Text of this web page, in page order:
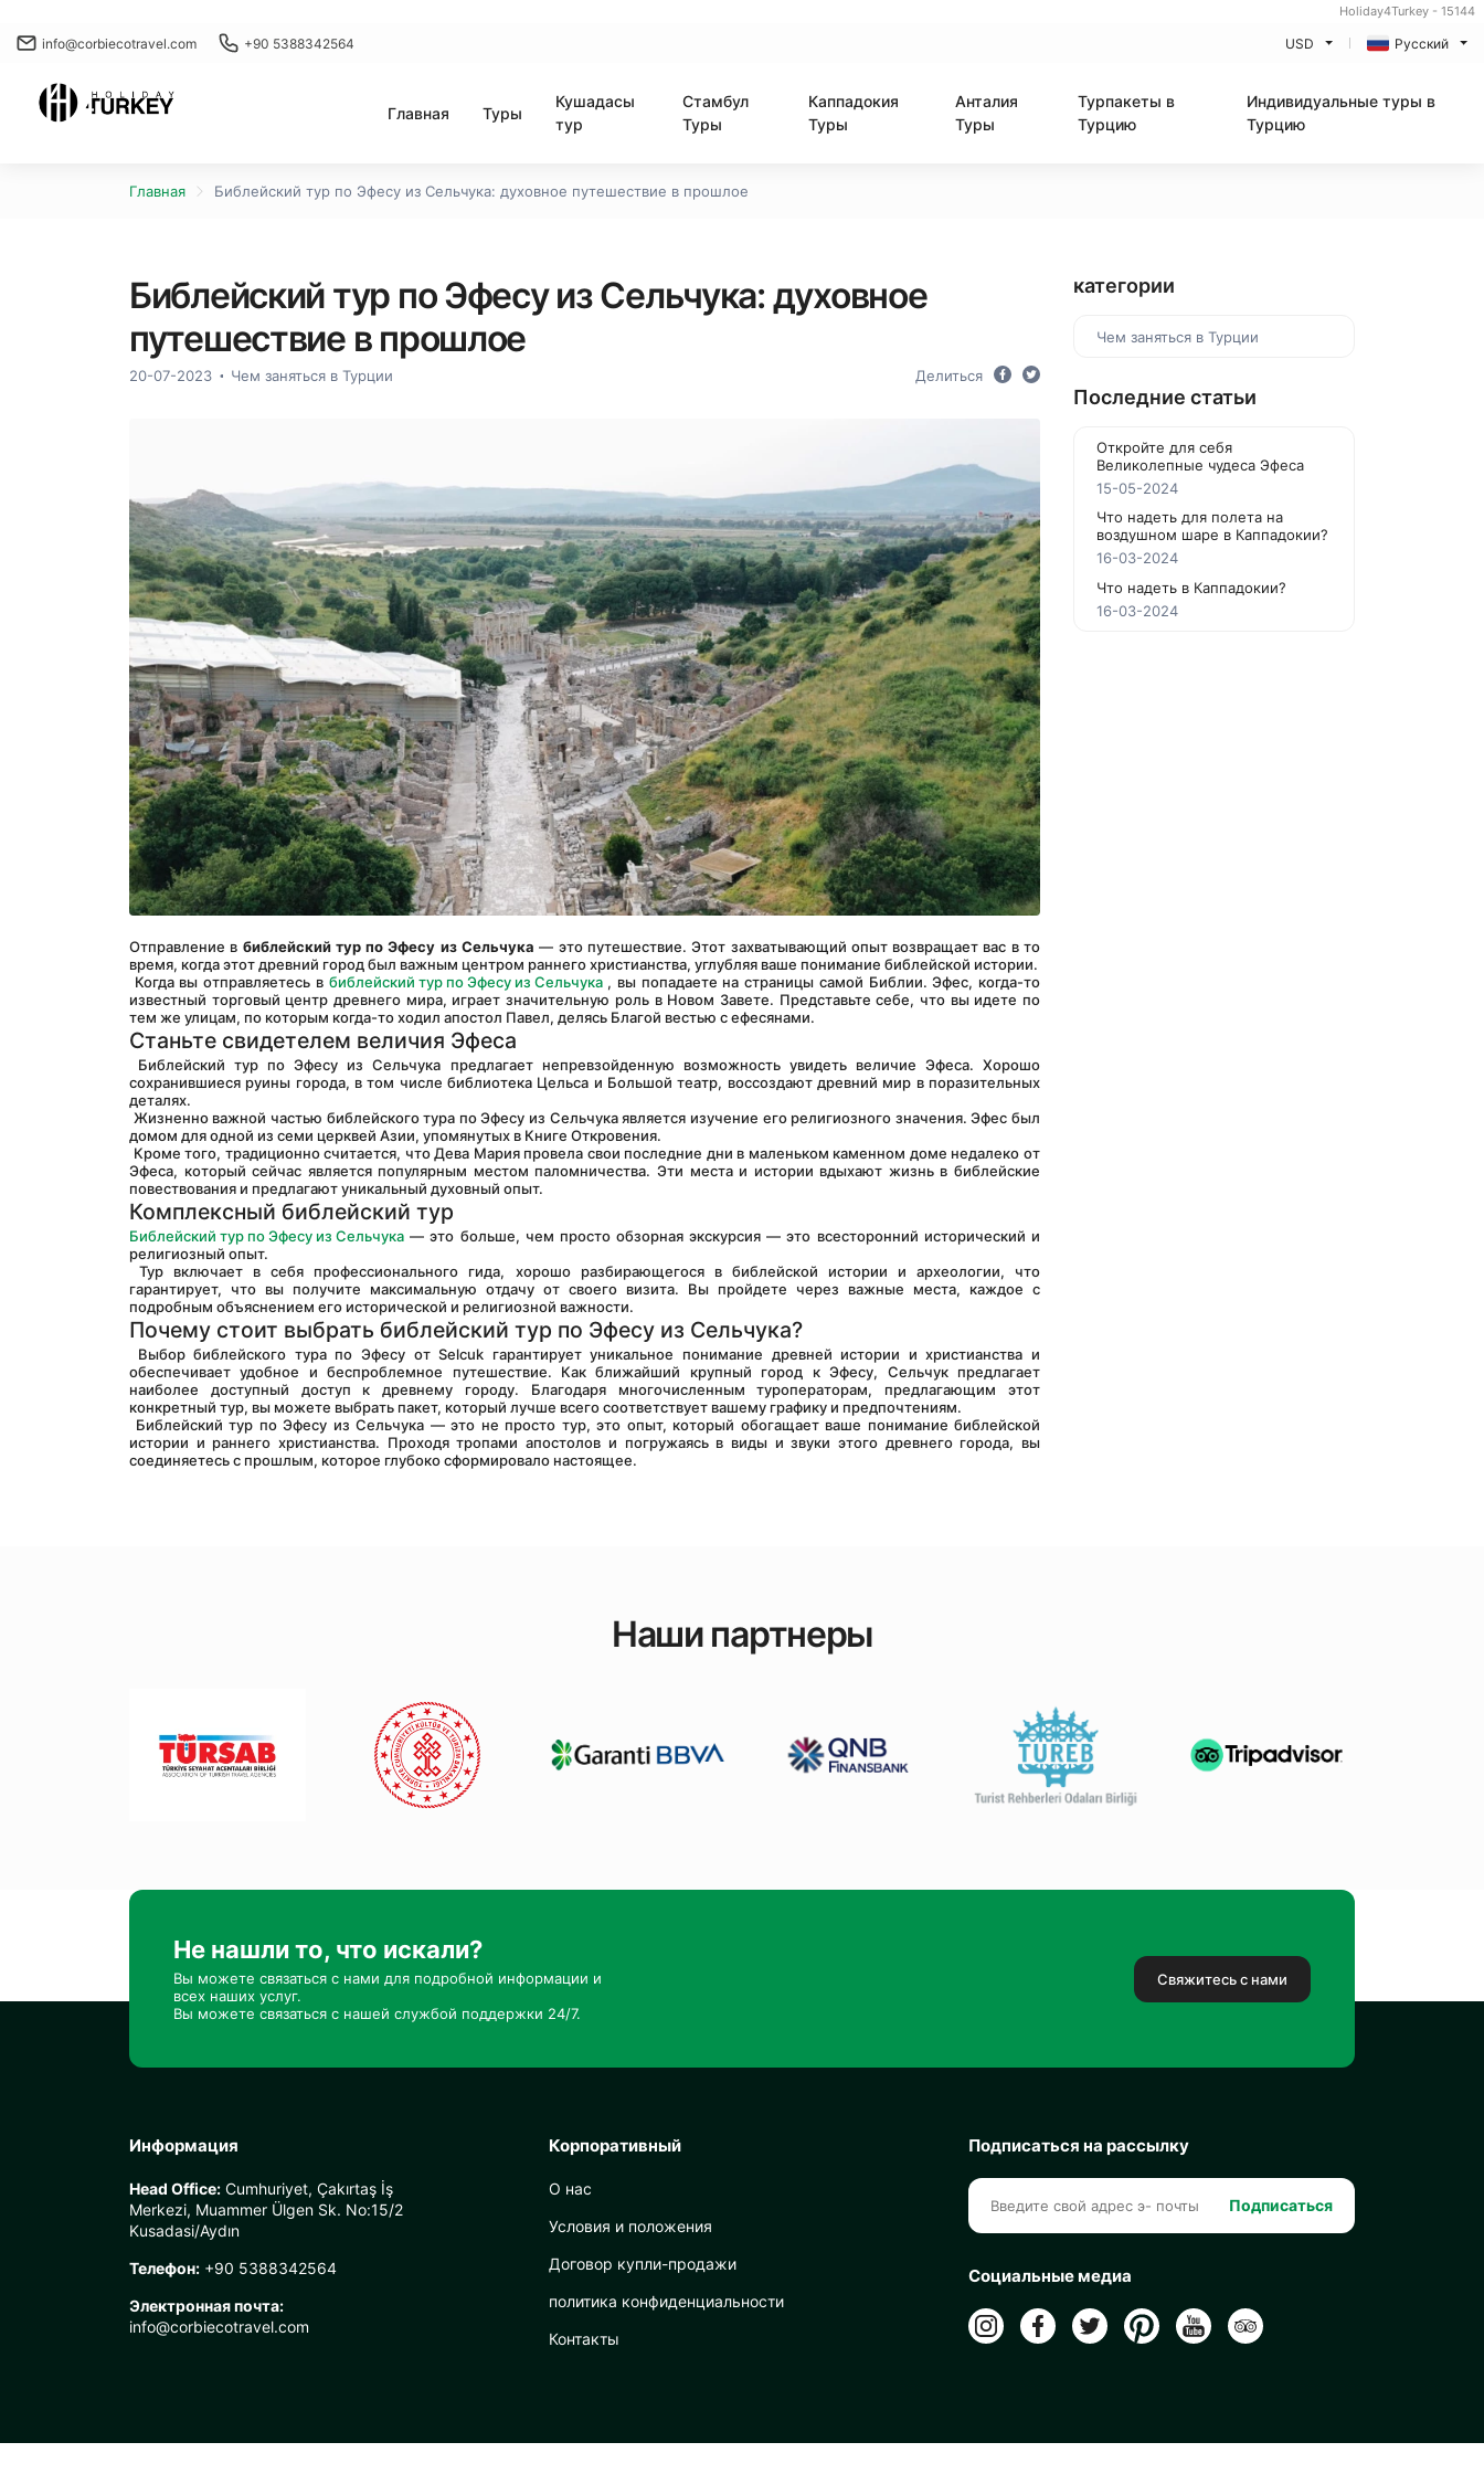
Holiday4Turkey - 15144
info@corbiecotravel.com +90 5388342564 USD Русский
Главная Туры
Кушадасы
тур
Стамбул
Туры
Каппадокия
Туры
Анталия
Туры
Турпакеты в
Турцию
Индивидуальные туры в
Турцию
Главная Библейский тур по Эфесу из Сельчука: духовное путешествие в прошлое
Библейский тур по Эфесу из Сельчука: духовное
путешествие в прошлое
20-07-2023 Чем заняться в Турции Делиться
Отправление в библейский тур по Эфесу из Сельчука — это путешествие. Этот захватывающий опыт возвращает вас в то
время, когда этот древний город был важным центром раннего христианства, углубляя ваше понимание библейской истории.
Когда вы отправляетесь в библейский тур по Эфесу из Сельчука , вы попадаете на страницы самой Библии. Эфес, когда-то
известный торговый центр древнего мира, играет значительную роль в Новом Завете. Представьте себе, что вы идете по
тем же улицам, по которым когда-то ходил апостол Павел, делясь Благой вестью с ефесянами.
Станьте свидетелем величия Эфеса
сохранившиеся руины города, в том числе библиотека Цельса и Большой театр, воссоздают древний мир в поразительных
деталях.
домом для одной из семи церквей Азии, упомянутых в Книге Откровения.
Эфеса, который сейчас является популярным местом паломничества. Эти места и истории вдыхают жизнь в библейские
повествования и предлагают уникальный духовный опыт.
Комплексный библейский тур
Библейский тур по Эфесу из Сельчука — это больше, чем просто обзорная экскурсия — это всесторонний исторический и
религиозный опыт.
Тур включает в себя профессионального гида, хорошо разбирающегося в библейской истории и археологии, что
гарантирует, что вы получите максимальную отдачу от своего визита. Вы пройдете через важные места, каждое с
подробным объяснением его исторической и религиозной важности.
Почему стоит выбрать библейский тур по Эфесу из Сельчука?
обеспечивает удобное и беспроблемное путешествие. Как ближайший крупный город к Эфесу, Сельчук предлагает
наиболее доступный доступ к древнему городу. Благодаря многочисленным туроператорам, предлагающим этот
конкретный тур, вы можете выбрать пакет, который лучше всего соответствует вашему графику и предпочтениям.
истории и раннего христианства. Проходя тропами апостолов и погружаясь в виды и звуки этого древнего города, вы
соединяетесь с прошлым, которое глубоко сформировало настоящее.
категории
Чем заняться в Турции
Последние статьи
Откройте для себя
Великолепные чудеса Эфеса
15-05-2024
Что надеть для полета на
воздушном шаре в Каппадокии?
16-03-2024
Что надеть в Каппадокии?
16-03-2024
Наши партнеры
Не нашли то, что искали?
Вы можете связаться с нами для подробной информации и
всех наших услуг.
Вы можете связаться с нашей службой поддержки 24/7.
Свяжитесь с нами
Информация
Head Office: Cumhuriyet, Çakırtaş İş
Merkezi, Muammer Ülgen Sk. No:15/2
Kusadasi/Aydın
Телефон: +90 5388342564
Электронная почта:
info@corbiecotravel.com
Корпоративный
О нас
Условия и положения
Договор купли-продажи
политика конфиденциальности
Контакты
Подписаться на рассылку
Подписаться
Социальные медиа